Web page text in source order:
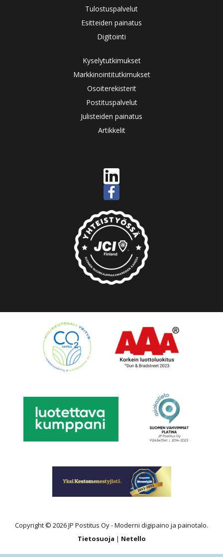
Tulostuspalvelut
Esitteiden painatus
Digitointi
Kyselytutkimukset
Markkinointitutkimukset
Osoiterekisterit
Postituspalvelut
Julisteiden painatus
Artikkelit
Copyright © 2026 JP Postitus Oy - Moderni digipaino ja painotalo.
Tietosuoja | Netello